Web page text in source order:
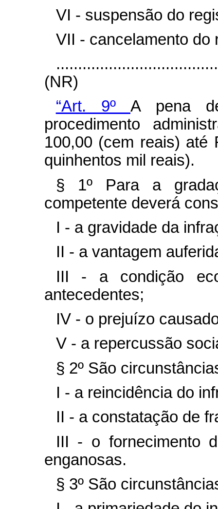
VI - suspensão do
VII - cancelamento do
(NR)
“Art. 9º A pena
procedimento
100,00 (cem reais) até
quinhentos mil reais).
§ 1º Para a
competente deverá
I - a gravidade da
II - a vantagem
III - a condição
antecedentes;
IV - o prejuízo
V - a repercussão
§ 2º São
I - a reincidência do
II - a constatação de
III - o fornecimento
enganosas.
§ 3º São